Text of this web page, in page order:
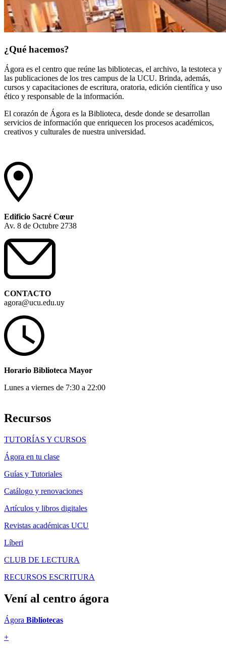
¿Qué hacemos?
Ágora es el centro que reúne las bibliotecas, el archivo, la testoteca y
las publicaciones de los tres campus de la UCU. Brinda, además,
cursos y capacitaciones de escritura, oratoria, edición científica y uso
ético y responsable de la información.
El corazón de Ágora es la Biblioteca, desde donde se desarrollan
servicios de información que enriquecen los procesos académicos,
creativos y culturales de nuestra universidad.
Edificio Sacré Cœur
Av. 8 de Octubre 2738
CONTACTO
agora@ucu.edu.uy
Horario Biblioteca Mayor
Lunes a viernes de 7:30 a 22:00
Recursos
TUTORÍAS Y CURSOS
Ágora en tu clase
Guías y Tutoriales
Catálogo y renovaciones
Artículos y libros digitales
Revistas académicas UCU
Líberi
CLUB DE LECTURA
RECURSOS ESCRITURA
Vení al centro ágora
Ágora Bibliotecas
+